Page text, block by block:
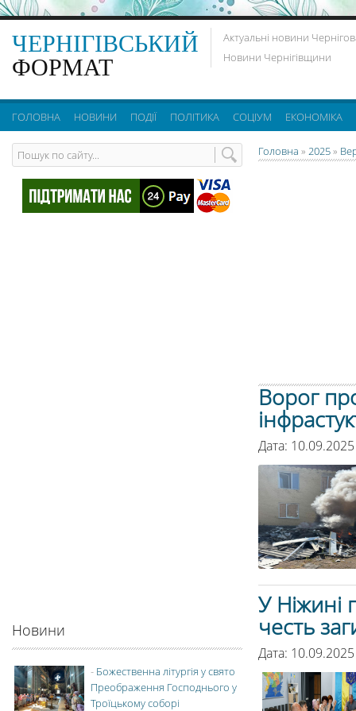
ЧЕРНІГІВСЬКИЙ
ФОРМАТ
Актуальні новини
Новини Чернігівщини
ГОЛОВНА НОВИНИ ПОДІЇ ПОЛІТИКА СОЦІУМ ЕКОНОМІКА
Головна » 2025»
Ворог
Дата:
У Ніжині
честь
Дата:
Новини
- Божественна літургія у свято
Преображення Господнього у
Троїцькому соборі